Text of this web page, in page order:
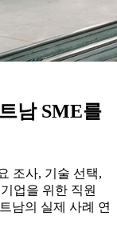
남 SME를
조사, 기술 선택,
업을 위한 직원
남의 실제 사례 연